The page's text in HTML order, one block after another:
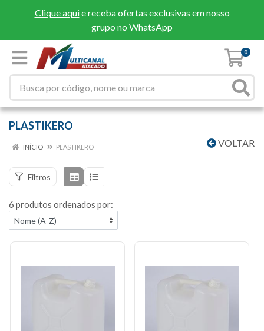
Clique aquie receba ofertas exclusivas em nosso
grupo no WhatsApp
0
PLASTIKERO
VOLTAR
INÍCIO PLASTIKERO
Filtros
6 produtos ordenados por: